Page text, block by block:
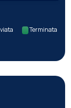
Terminata